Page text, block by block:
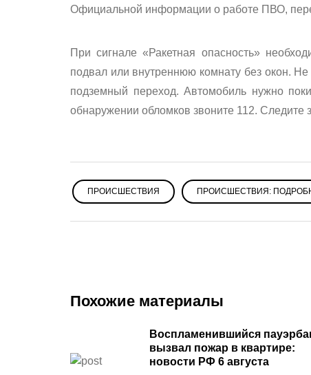
Официальной информации о работе ПВО,
При сигнале «Ракетная опасность»
подвал или внутреннюю комнату без окон.
подземный переход. Автомобиль нужно
обнаружении обломков звоните 112.
ПРОИСШЕСТВИЯ ПРОИСШЕСТВИЯ:
Похожие материалы
Воспламенившийся
вызвал пожар в квартире:
новости РФ 6 августа